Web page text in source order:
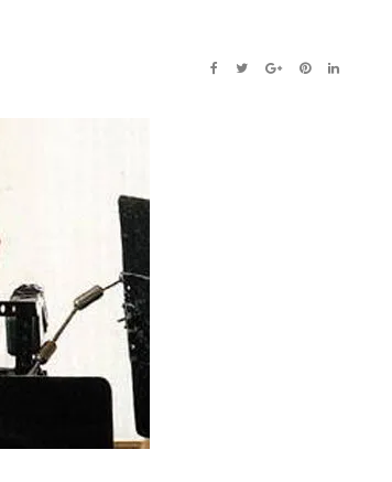
FACEBOOK
TWITTER
GOOGLE+PINTEREST
LINKEDIN